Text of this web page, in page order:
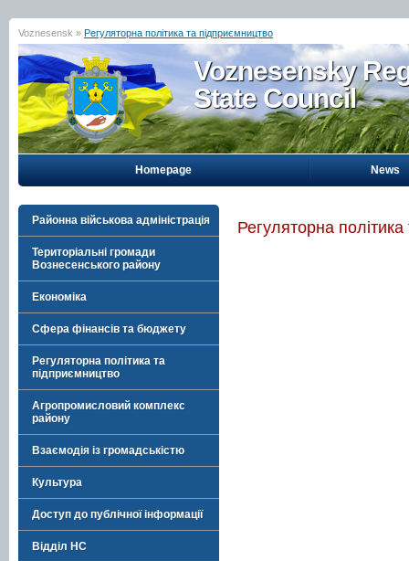
Voznesensk » Регуляторна політика та підприємництво
Voznesensky
State Council
Homepage News
Районна військова адміністрація
Територіальні громади
Вознесенського району
Економіка
Сфера фінансів та бюджету
Регуляторна політика та
підприємництво
Агропромисловий комплекс
району
Взаємодія із громадськістю
Культура
Доступ до публічної інформації
Відділ НС
Регуляторна